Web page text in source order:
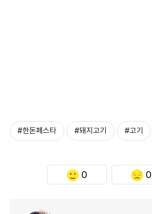
#한돈페스타 #돼지고기 #고기
0 0